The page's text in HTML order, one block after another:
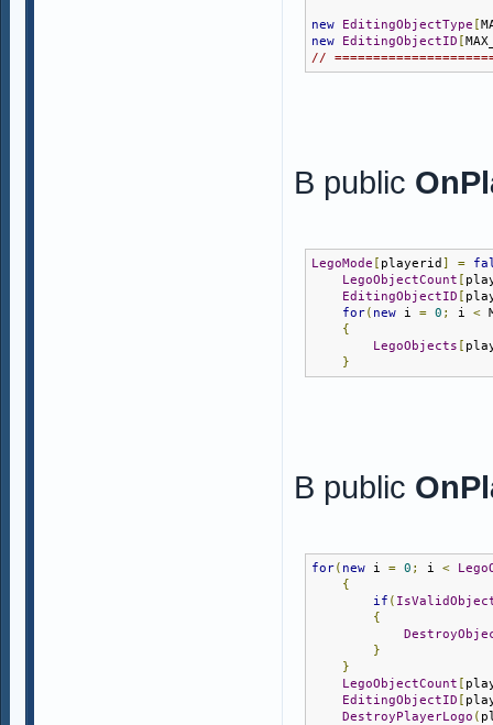
new EditingObjectType [
new
EditingObjectID [
//
В public
LegoMode [ playerid ] =
LegoObjectCount [
EditingObjectID [
for( new i = 0 ; i <
{
LegoObjects [
}
В public
for( new i = 0 ; i <
{
if (
{
}
}
LegoObjectCount [
EditingObjectID [
DestroyPlayerLogo (